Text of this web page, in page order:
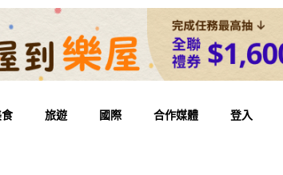
旅遊 國際 合作媒體 登入